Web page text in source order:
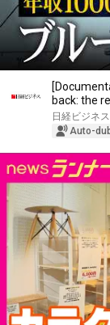
back: the
日経ビジネ
Auto-